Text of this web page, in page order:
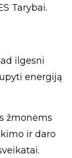
Tarybai.
ilgesni
energiją
žmonėms
ir daro